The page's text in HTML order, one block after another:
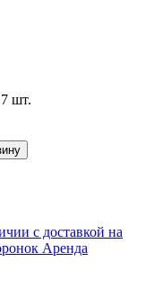
шт.
с доставкой на
Аренда